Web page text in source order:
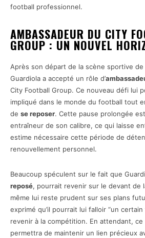
football professionnel.
AMBASSADEUR DU CITY
GROUP : UN NOUVEL
Après son départ de la scène sportive de
Guardiola a accepté un rôle d’
City Football Group. Ce nouveau défi lui
impliqué dans le monde du football tout
de se reposer. Cette pause prolongée
entraîneur de son calibre, ce qui laisse
estime nécessaire cette période de
renouvellement personnel.
Beaucoup spéculent sur le fait que
reposé, pourrait revenir sur le devant de
même lui reste prudent sur ses plans
exprimé qu’il pourrait lui falloir “un
revenir à la compétition. En attendant, ce
permettra de maintenir un lien précieux